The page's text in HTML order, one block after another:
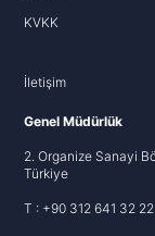
KVKK
İletişim
Genel Müdürlük
2. Organize Sanayi
Türkiye
T : +90 312 641 32 22